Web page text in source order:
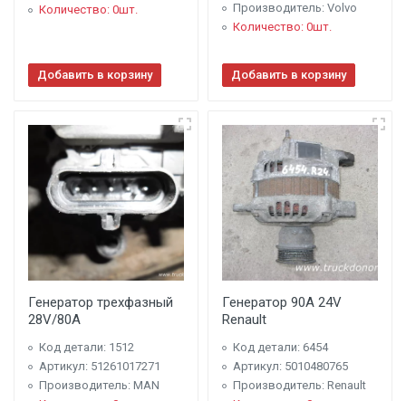
Количество: 0шт.
Добавить в корзину
Производитель: Volvo
Количество: 0шт.
Добавить в корзину
Генератор трехфазный
28V/80A
Код детали: 1512
Артикул: 51261017271
Производитель: MAN
Генератор 90A 24V
Renault
Код детали: 6454
Артикул: 5010480765
Производитель: Renault